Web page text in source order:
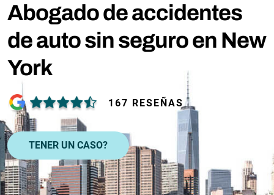
Abogado de accidentes
de auto sin seguro en New
York
167 RESEÑAS
TENER UN CASO?